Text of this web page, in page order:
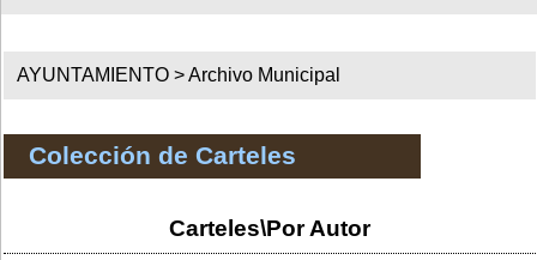
AYUNTAMIENTO >Archivo Municipal
Colección de Carteles
Carteles\Por Autor